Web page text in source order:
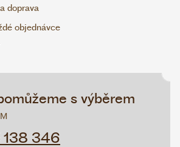
s výběrem
138 346
doprava
objednávce